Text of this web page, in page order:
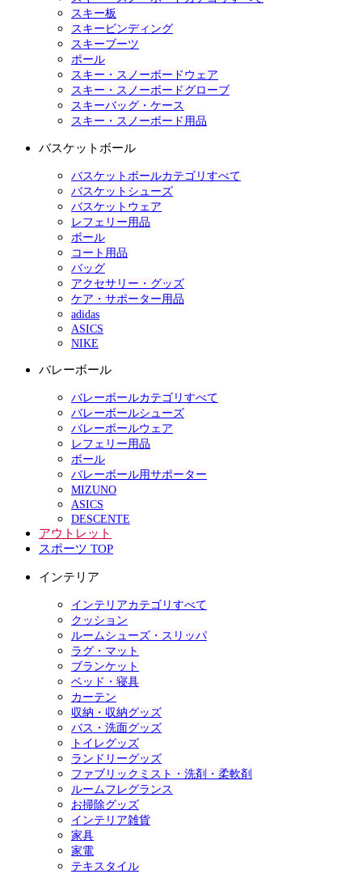
スキー板
スキービンディング
スキーブーツ
ポール
スキー・スノーボードウェア
スキー・スノーボードグローブ
スキーバッグ・ケース
スキー・スノーボード用品
バスケットボール
バスケットボールカテゴリすべて
バスケットシューズ
バスケットウェア
レフェリー用品
ボール
コート用品
バッグ
アクセサリー・グッズ
ケア・サポーター用品
adidas
ASICS
NIKE
バレーボール
バレーボールカテゴリすべて
バレーボールシューズ
バレーボールウェア
レフェリー用品
ボール
バレーボール用サポーター
MIZUNO
ASICS
DESCENTE
アウトレット
スポーツ TOP
インテリア
インテリアカテゴリすべて
クッション
ルームシューズ・スリッパ
ラグ・マット
ブランケット
ベッド・寝具
カーテン
収納・収納グッズ
バス・洗面グッズ
トイレグッズ
ランドリーグッズ
ファブリックミスト・洗剤・柔軟剤
ルームフレグランス
お掃除グッズ
インテリア雑貨
家具
家電
テキスタイル